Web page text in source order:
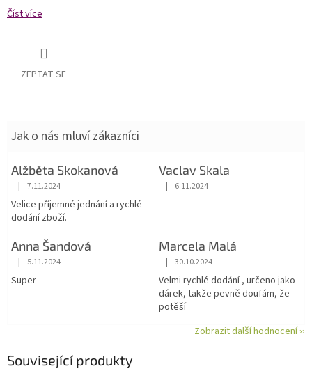
Číst více
ZEPTAT SE
Jak o nás mluví zákazníci
Alžběta Skokanová
Hodnocení obchodu je 5 z 5 hvězdiček.
| 7.11.2024
Velice příjemné jednání a rychlé
dodání zboží.
Vaclav Skala
Hodnocení obchodu je 5 z 5
| 6.11.2024
Anna Šandová
Hodnocení obchodu je 5 z 5 hvězdiček.
| 5.11.2024
Super
Marcela Malá
Hodnocení obchodu je 5 z 5
| 30.10.2024
Velmi rychlé dodání , určeno jako
dárek, takže pevně doufám, že
potěší
Zobrazit další hodnocení ››
Související produkty